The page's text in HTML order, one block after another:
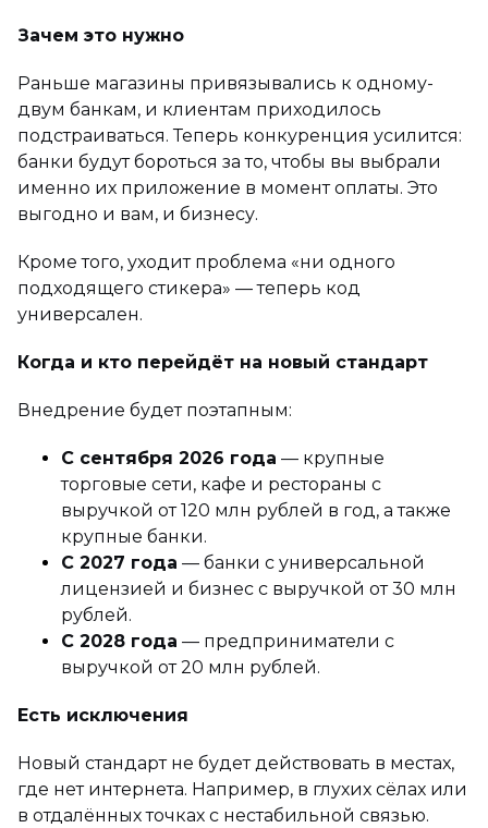
Зачем это нужно
Раньше магазины привязывались к одному-
двум банкам, и клиентам приходилось
подстраиваться. Теперь конкуренция усилится:
банки будут бороться за то, чтобы вы выбрали
именно их приложение в момент оплаты. Это
выгодно и вам, и бизнесу.
Кроме того, уходит проблема «ни одного
подходящего стикера» — теперь код
универсален.
Когда и кто перейдёт на новый стандарт
Внедрение будет поэтапным:
С сентября 2026 года — крупные
торговые сети, кафе и рестораны с
выручкой от 120 млн рублей в год, а также
крупные банки.
С 2027 года — банки с универсальной
лицензией и бизнес с выручкой от 30 млн
рублей.
С 2028 года — предприниматели с
выручкой от 20 млн рублей.
Есть исключения
Новый стандарт не будет действовать в местах,
где нет интернета. Например, в глухих сёлах или
в отдалённых точках с нестабильной связью.